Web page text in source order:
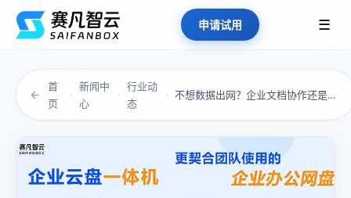
申请试用 ☰
←
首
页
›
新闻中
心
›
行业动
态
› 不想数据出网？企业文档协作还是得用赛凡云盘